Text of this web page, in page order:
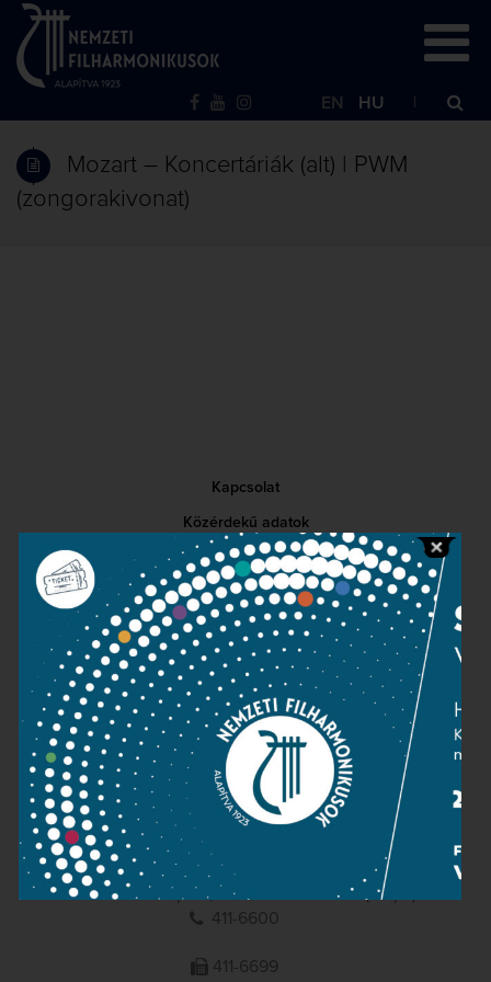
EN HU
Mozart – Koncertáriák (alt) | PWM
(zongorakivonat)
Kapcsolat
Közérdekű adatok
Sajtószoba
Adatvédelem
Impresszum
NEMZETI
FILHARMONIKUSOK
1095 Budapest, Komor Marcell u. 1. (Müpa)
411-6600
411-6699